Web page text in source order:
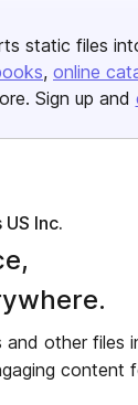
static files
online
Sign up and
Inc.
and other files
content